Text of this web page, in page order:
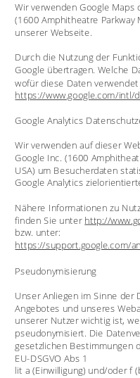
Wir verwenden Google Maps
(1600 Amphitheatre Parkway
unserer Webseite.
Durch die Nutzung der
Google übertragen. Welche
wofür diese Daten
https://www.google.com/intl/
Google Analytics
Wir verwenden auf dieser
Google Inc. (1600
USA) um Besucherdaten
Google Analytics
Nähere Informationen zu
finden Sie unter http://
bzw. unter:
https://support.google.com/
Pseudonymisierung
Unser Anliegen im Sinne der
Angebotes und unseres
unserer Nutzer wichtig ist,
pseudonymisiert. Die
gesetzlichen Bestimmungen
EU-DSGVO Abs 1
lit a (Einwilligung) und/oder f